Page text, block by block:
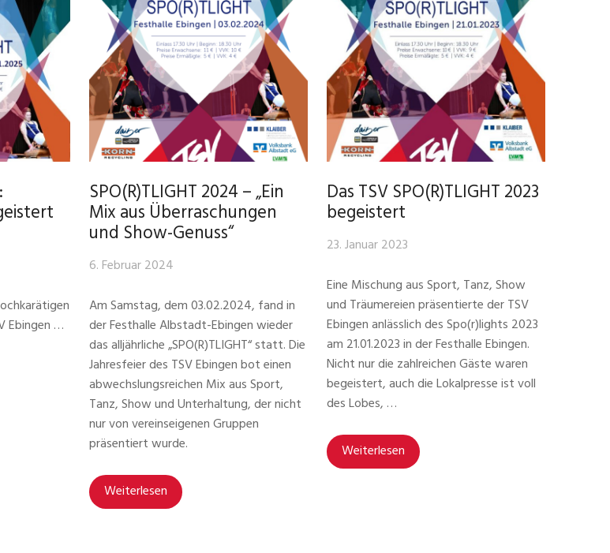
Ebingen …
SPO(R)TLIGHT 2024 – „Ein
Mix aus Überraschungen
und Show-Genuss“
6. Februar 2024
Am Samstag, dem 03.02.2024, fand in
der Festhalle Albstadt-Ebingen wieder
das alljährliche „SPO(R)TLIGHT“ statt. Die
Jahresfeier des TSV Ebingen bot einen
abwechslungsreichen Mix aus Sport,
Tanz, Show und Unterhaltung, der nicht
nur von vereinseigenen Gruppen
präsentiert wurde.
Weiterlesen
Das TSV SPO(R)TLIGHT 2023
begeistert
23. Januar 2023
Eine Mischung aus Sport, Tanz, Show
und Träumereien präsentierte der TSV
Ebingen anlässlich des Spo(r)lights 2023
am 21.01.2023 in der Festhalle Ebingen.
Nicht nur die zahlreichen Gäste waren
begeistert, auch die Lokalpresse ist voll
des Lobes, …
Weiterlesen